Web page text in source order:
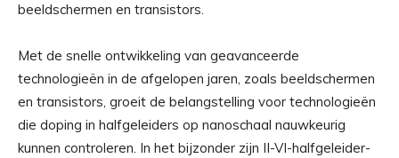
beeldschermen en transistors.
Met de snelle ontwikkeling van geavanceerde
technologieën in de afgelopen jaren, zoals beeldschermen
en transistors, groeit de belangstelling voor technologieën
die doping in halfgeleiders op nanoschaal nauwkeurig
kunnen controleren. In het bijzonder zijn II-VI-halfgeleider-